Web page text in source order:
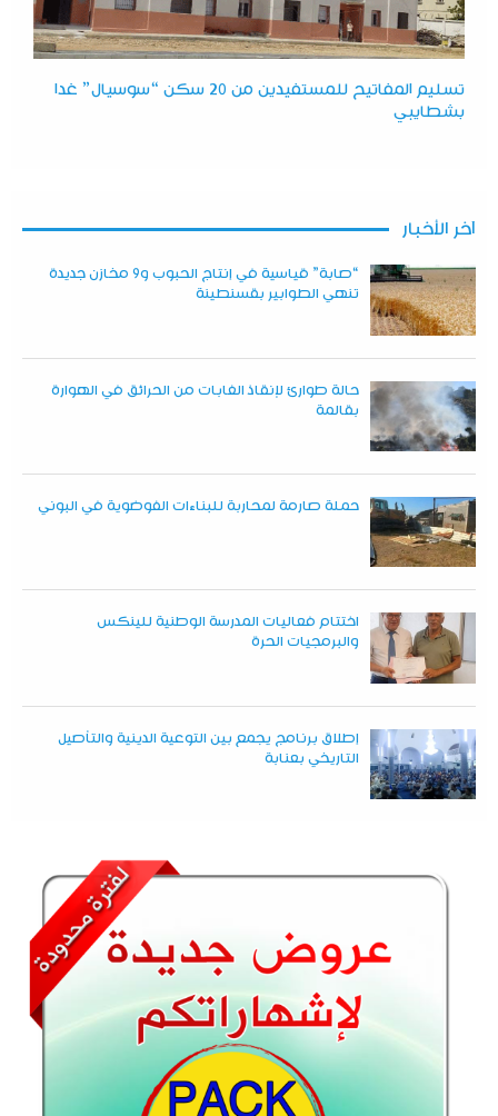
تسليم المفاتيح للمستفيدين من 20 سكن “سوسيال” غدا
بشطايبي
آخر الأخبار
“صابة” قياسية في إنتاج الحبوب و9 مخازن جديدة
تنهي الطوابير بقسنطينة
حالة طوارئ لإنقاذ الغابات من الحرائق في الهوارة
بقالمة
حملة صارمة لمحاربة للبناءات الفوضوية في البوني
اختتام فعاليات المدرسة الوطنية للينكس
والبرمجيات الحرة
إطلاق برنامج يجمع بين التوعية الدينية والتأصيل
التاريخي بعنابة